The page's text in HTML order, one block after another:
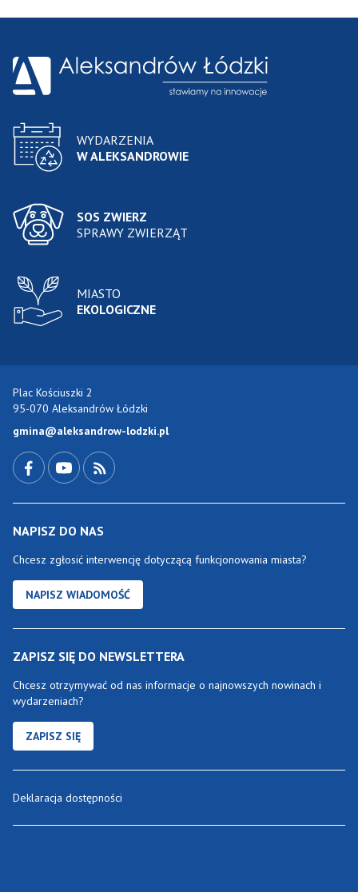
WYDARZENIA
W ALEKSANDROWIE
SOS ZWIERZ
SPRAWY ZWIERZĄT
MIASTO
EKOLOGICZNE
Plac Kościuszki 2
95-070 Aleksandrów Łódzki
gmina@aleksandrow-lodzki.pl
NAPISZ DO NAS
Chcesz zgłosić interwencję dotyczącą funkcjonowania miasta?
NAPISZ WIADOMOŚĆ
ZAPISZ SIĘ DO NEWSLETTERA
Chcesz otrzymywać od nas informacje o najnowszych nowinach i
wydarzeniach?
ZAPISZ SIĘ
Deklaracja dostępności